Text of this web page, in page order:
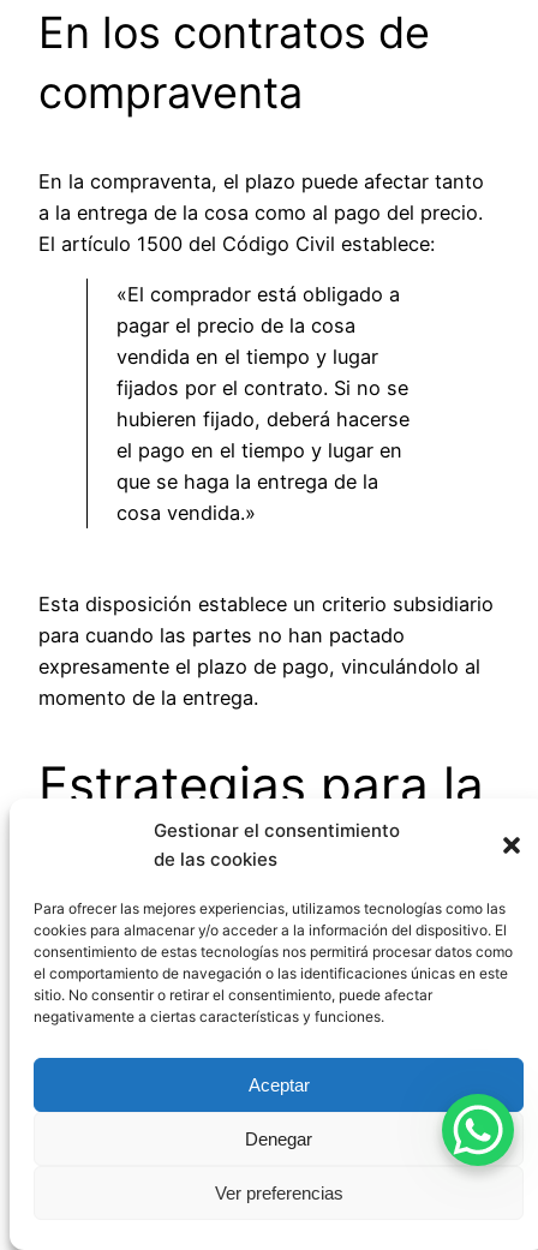
Gestionar el consentimiento
de las cookies
Para ofrecer las mejores experiencias, utilizamos tecnologías como las
cookies para almacenar y/o acceder a la información del dispositivo. El
consentimiento de estas tecnologías nos permitirá procesar datos como
el comportamiento de navegación o las identificaciones únicas en este
sitio. No consentir o retirar el consentimiento, puede afectar
negativamente a ciertas características y funciones.
Aceptar
Denegar
Ver preferencias
En los contratos de
compraventa
En la compraventa, el plazo puede afectar tanto
a la entrega de la cosa como al pago del precio.
El artículo 1500 del Código Civil establece:
«El comprador está obligado a
pagar el precio de la cosa
vendida en el tiempo y lugar
fijados por el contrato. Si no se
hubieren fijado, deberá hacerse
el pago en el tiempo y lugar en
que se haga la entrega de la
cosa vendida.»
Esta disposición establece un criterio subsidiario
para cuando las partes no han pactado
expresamente el plazo de pago, vinculándolo al
momento de la entrega.
Estrategias para la
redacción de
cláusulas de plazo
La correcta redacción de las cláusulas que
establecen plazos es fundamental para evitar
conflictos futuros. Basándome en mi experiencia
profesional, recomiendo:
Precisión en la determinación del plazo:
Establecer con claridad la fecha de inicio y
vencimiento, evitando términos ambiguos.